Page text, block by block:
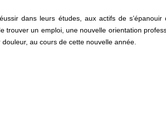
dans leurs études, aux actifs de
trouver un emploi, une nouvelle orientation
au cours de cette nouvelle année.